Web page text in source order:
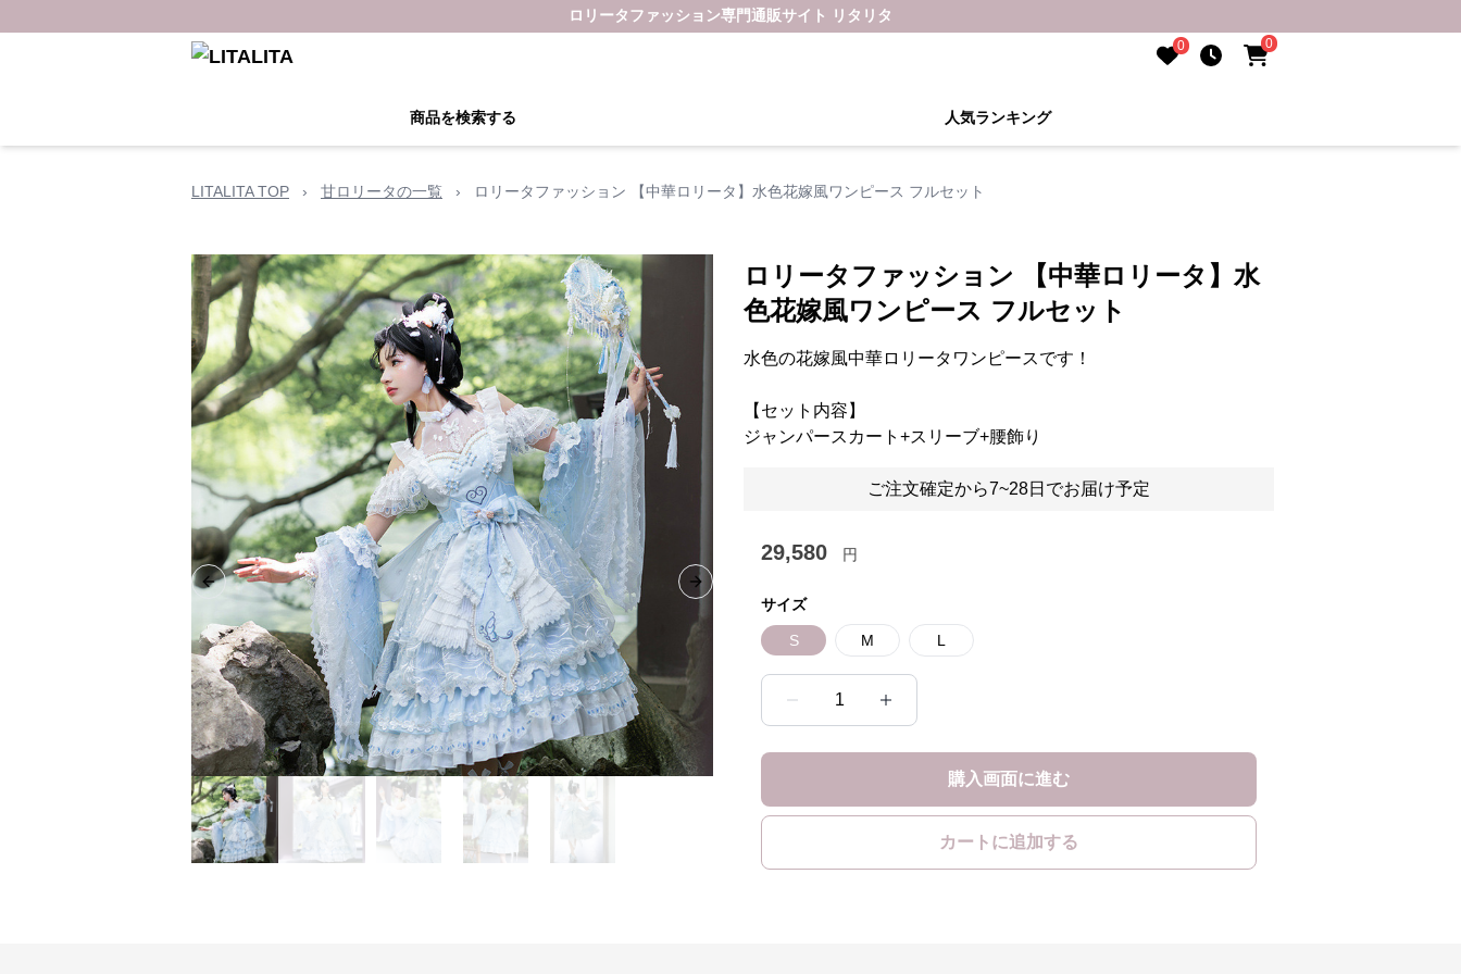
ロリータファッション専門通販サイト リタリタ
0 0
商品を検索する 人気ランキング
LITALITA TOP › 甘ロリータの一覧 › ロリータファッション 【中華ロリータ】水色花嫁風ワンピース フルセット
Previous slide Next slide
ロリータファッション 【中華ロリータ】水
色花嫁風ワンピース フルセット
水色の花嫁風中華ロリータワンピースです！
【セット内容】
ジャンパースカート+スリーブ+腰飾り
ご注文確定から7~28日でお届け予定
29,580 円
サイズ
S M L
1
購入画面に進む
カートに追加する